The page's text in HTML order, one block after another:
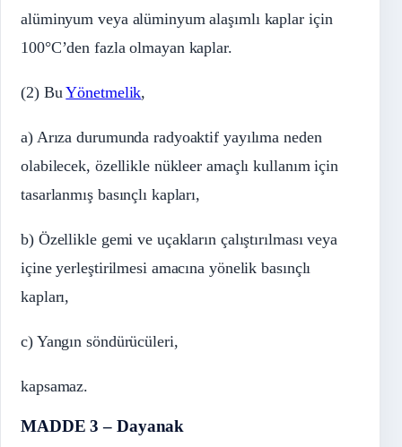
alüminyum veya alüminyum alaşımlı kaplar için
100°C’den fazla olmayan kaplar.
(2) BuYönetmelik,
a) Arıza durumunda radyoaktif yayılıma neden
olabilecek, özellikle nükleer amaçlı kullanım için
tasarlanmış basınçlı kapları,
b) Özellikle gemi ve uçakların çalıştırılması veya
içine yerleştirilmesi amacına yönelik basınçlı
kapları,
c) Yangın söndürücüleri,
kapsamaz.
MADDE 3 – Dayanak